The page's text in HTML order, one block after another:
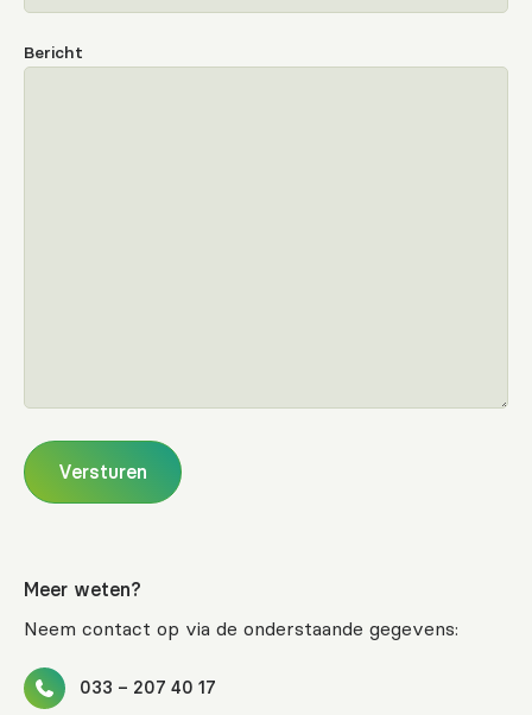
Meer weten?
Neem contact op via de onderstaande gegevens:
033 – 207 40 17
Bericht
Versturen